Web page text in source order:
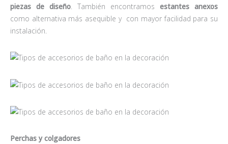
piezas de diseño. También encontramos estantes anexos
como alternativa más asequible y con mayor facilidad para su
instalación.
Perchas y colgadores